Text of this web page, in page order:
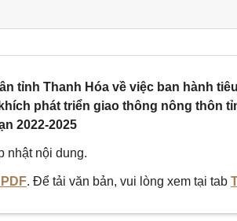
tỉnh Thanh Hóa về việc ban hành
phát triển giao thông nông thôn
2022-2025
nhật nội dung.
. Để tải văn bản, vui lòng xem tại tab